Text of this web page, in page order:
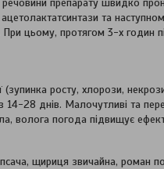
речовини препарату швидко
ацетолактатсинтази та
цьому, протягом 3-х годин
росту, хлорози,
14-28 днів. Малочутливі та
волога погода підвищує
щириця звичайна, роман